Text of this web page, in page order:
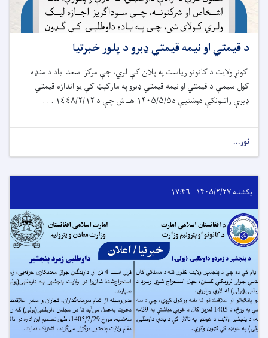
د قیمتي او نیمه قیمتي ډبرو د پلور خبرتیا
کونړ ولایت د کانونو ریاست په پلان کې لري، چې مرکز اسعد اباد د منډه
کول سیمې د قیمتي او نیمه قیمتي ډبرو په مارکېټ کې یو اندازه قیمتي
ډبرې راتلونکې دوشنبې د۱۴۰۵/۵/۵ هـ.ش چې د ١٤٤۸/۲/۱۲ . . .
نور...
یکشنبه ۱۴۰۵/۲/۲۷ - ۱۷:۴۶